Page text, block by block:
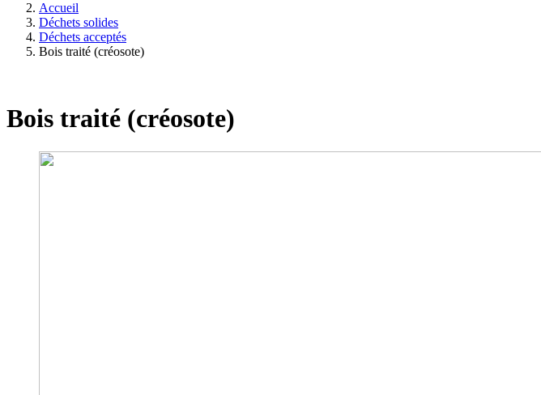
Accueil
Déchets solides
Déchets acceptés
Bois traité (créosote)
Bois traité (créosote)